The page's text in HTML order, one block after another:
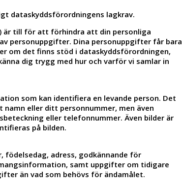
dataskyddsförordningens lagkrav.
är till för att förhindra att din personliga
personuppgifter. Dina personuppgifter får bara
om det finns stöd i dataskyddsförordningen,
dig trygg med hur och varför vi samlar in
som kan identifiera en levande person. Det
eller ditt personnummer, men även
eller telefonnummer. Även bilder är
på bilden.
födelsedag, adress, godkännande för
samt uppgifter om tidigare
än vad som behövs för ändamålet.